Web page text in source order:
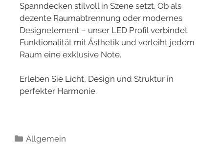
Spanndecken stilvoll in Szene setzt. Ob als
dezente Raumabtrennung oder modernes
Designelement – unser LED Profil verbindet
Funktionalität mit Ästhetik und verleiht jedem
Raum eine exklusive Note.
Erleben Sie Licht, Design und Struktur in
perfekter Harmonie.
Allgemein